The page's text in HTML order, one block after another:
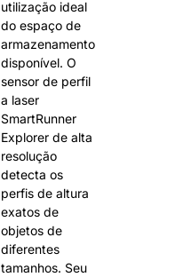
utilização ideal
do espaço de
armazenamento
disponível. O
sensor de perfil
a laser
SmartRunner
Explorer de alta
resolução
detecta os
perfis de altura
exatos de
objetos de
diferentes
tamanhos. Seu